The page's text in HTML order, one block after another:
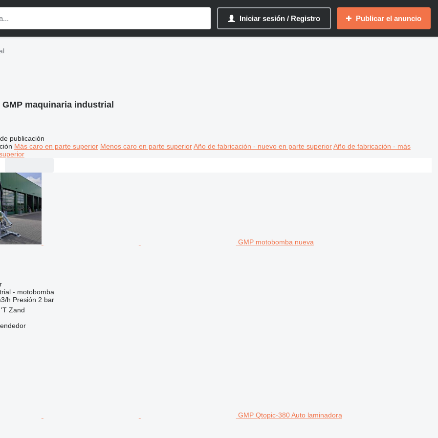
Iniciar sesión / Registro Publicar el anuncio
GMP maquinaria industrial
publicación
Más caro en parte superior Menos caro en parte superior Año de fabricación - nuevo en parte superior Año de fabricación - más
GMP motobomba nueva
- motobomba
h Presión 2 bar
Zand
GMP Qtopic-380 Auto laminadora